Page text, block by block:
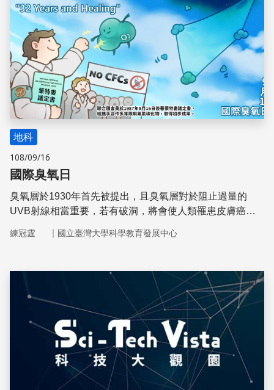
地科
108/09/16
國際臭氧日
臭氧層於1930年首先被提出，且臭氧層對於阻止過量的
UVB射線相當重要，若有破洞，將會使人類罹患皮膚癌與
為破壞臭氧層的罪魁禍首，因此1987年9月16日聯合國會員
19日聯合國大會也宣布每年9月16日為國際臭氧日。
練冠霆 ｜ 國立臺灣大學科學教育發展中心
儲存